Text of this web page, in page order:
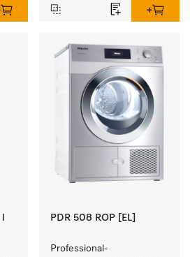
PDR 508 ROP [EL]
Professional-